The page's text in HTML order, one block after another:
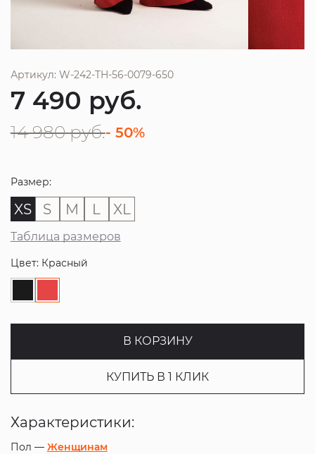
Артикул: W-242-TH-56-0079-650
7 490 руб.
14 980 руб.- 50%
Размер:
XS S M L XL
Таблица размеров
Цвет: Красный
В КОРЗИНУ
КУПИТЬ В 1 КЛИК
Характеристики:
Пол — Женщинам